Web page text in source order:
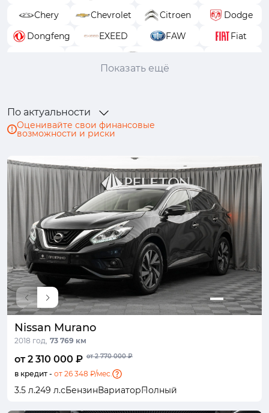
Chery
Chevrolet Citroen
Dodge
Dongfeng
EXEED FAW
Fiat
Jaguar
Jeep
Lada (ВАЗ)
Mazda
Mercedes-Benz
Mitsubishi
Nissan
Omoda Opel
Peugeot
Porsche
Ram Renault
Skoda
Solaris
Subaru Suzuki
SWM
Tank
TENET Toyota
Volkswagen
Москвич УАЗ
Показать ещё
По актуальности
Оценивайте свои финансовые
возможности и риски
Nissan Murano
2018 год, 73 769 км
от 2 310 000 ₽ от 2 770 000 ₽
в кредит - от 26 348 ₽/мес.
3.5 л.249 л.сБензинВариаторПолный